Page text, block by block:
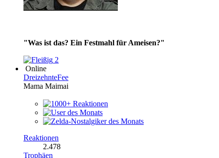
"Was ist das? Ein Festmahl für Ameisen?"
2
Online
DreizehnteFee
Mama Maimai
Reaktionen
2.478
Trophäen